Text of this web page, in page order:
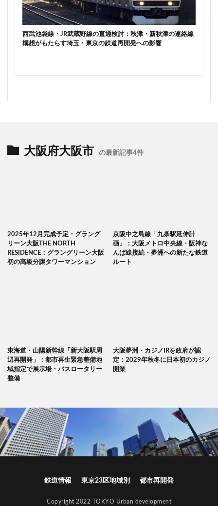
西武池袋線・JR武蔵野線の直通検討：秋津・新秋津の連絡線
構想がもたらす埼玉・東京の鉄道再開発への影響
大阪府大阪市 の最新記事4件
2025年12月完成予定・グラング
リーン大阪THE NORTH
RESIDENCE：グラングリーン大阪
初の高級分譲タワーマンション
京阪中之島線「九条駅延伸計
画」：大阪メトロ中央線・阪神な
んば線接続・夢洲への新たな鉄道
ルート
東海道・山陽新幹線「新大阪駅周
辺再開発」：都市再生緊急整備地
域指定で展示場・バスロータリー
整備
大阪夢洲・カジノIRを政府が認
定：2029年秋冬に日本初のカジノ
開業
鉄道情報 東京23区地域別 都市再開発
Copyright 2022 TOKYO Urban development